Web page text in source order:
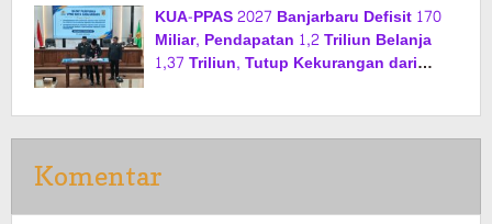
KUA-PPAS 2027 Banjarbaru Defisit 170
Miliar, Pendapatan 1,2 Triliun Belanja
1,37 Triliun, Tutup Kekurangan dari
Komentar